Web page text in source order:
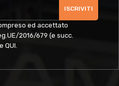
ISCRIVITI
ed accettato
2016/679 (e succ.
QUI